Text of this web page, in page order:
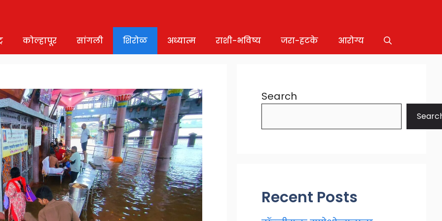
कोल्हापूर सांगली शिरोळ अध्यात्म राशी-भविष्य जरा-हटके आरोग्य
Search
Recent Posts